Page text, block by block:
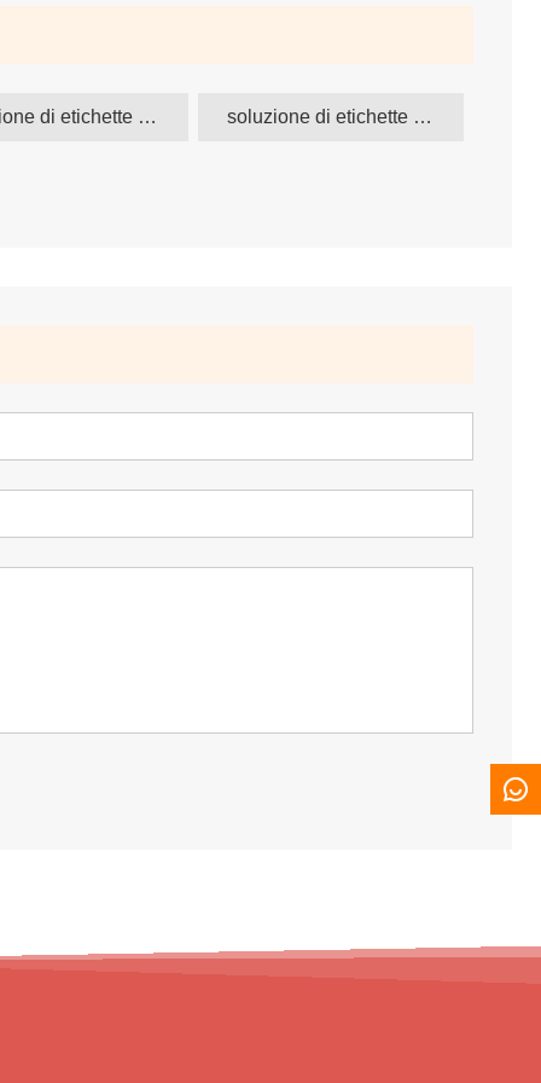
soluzione di etichette elettroniche soluzione di etichette digitali